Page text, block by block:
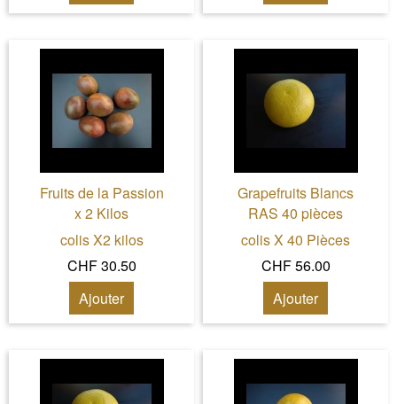
Fruits de la Passion
x 2 Kilos
colis X2 kilos
CHF 30.50
Ajouter
Grapefruits Blancs
RAS 40 pièces
colis X 40 Pièces
CHF 56.00
Ajouter